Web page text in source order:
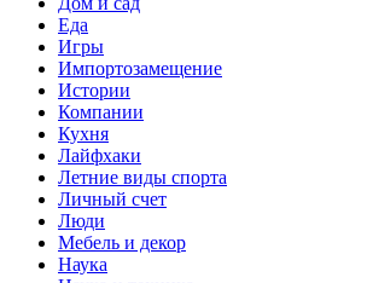
Еда
Игры
Импортозамещение
Истории
Компании
Кухня
Лайфхаки
Летние виды спорта
Личный счет
Люди
Мебель и декор
Наука